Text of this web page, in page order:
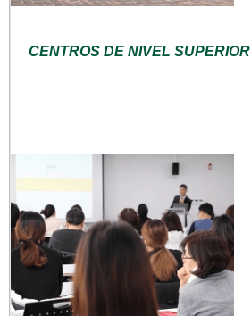
CENTROS DE NIVEL SUPERIOR